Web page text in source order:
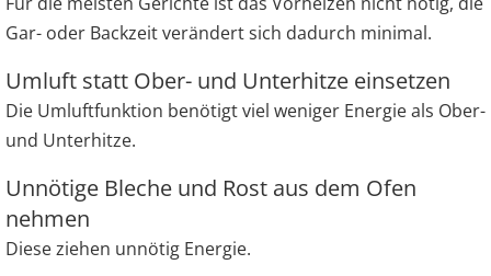
Gar- oder Backzeit verändert sich dadurch minimal.
Umluft statt Ober- und Unterhitze einsetzen
Die Umluftfunktion benötigt viel weniger Energie als Ober-
und Unterhitze.
Unnötige Bleche und Rost aus dem Ofen
nehmen
Diese ziehen unnötig Energie.